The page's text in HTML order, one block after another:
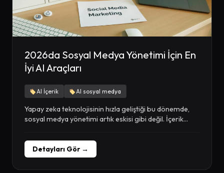
2026da Sosyal Medya Yönetimi İçin En
İyi AI Araçları
AI İçerik AI sosyal medya
Yapay zeka teknolojisinin hızla geliştiği bu dönemde,
sosyal medya yönetimi artık eskisi gibi değil. İçerik...
Detayları Gör →